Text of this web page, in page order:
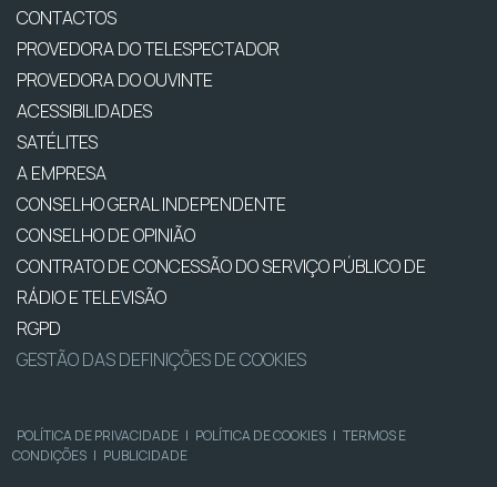
CONTACTOS
PROVEDORA DO TELESPECTADOR
PROVEDORA DO OUVINTE
ACESSIBILIDADES
SATÉLITES
A EMPRESA
CONSELHO GERAL INDEPENDENTE
CONSELHO DE OPINIÃO
CONTRATO DE CONCESSÃO DO SERVIÇO PÚBLICO DE
RÁDIO E TELEVISÃO
RGPD
GESTÃO DAS DEFINIÇÕES DE COOKIES
POLÍTICA DE PRIVACIDADE | POLÍTICA DE COOKIES | TERMOS E
CONDIÇÕES | PUBLICIDADE